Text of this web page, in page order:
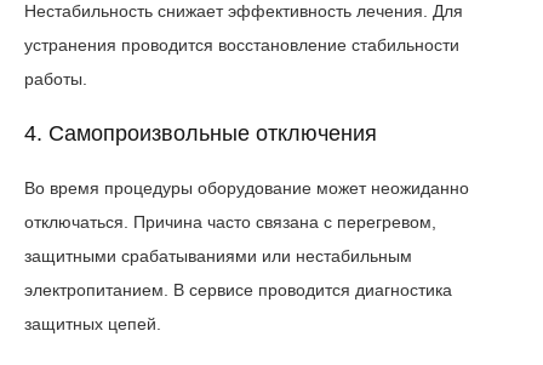
Нестабильность снижает эффективность лечения. Для
устранения проводится восстановление стабильности
работы.
4. Самопроизвольные отключения
Во время процедуры оборудование может неожиданно
отключаться. Причина часто связана с перегревом,
защитными срабатываниями или нестабильным
электропитанием. В сервисе проводится диагностика
защитных цепей.